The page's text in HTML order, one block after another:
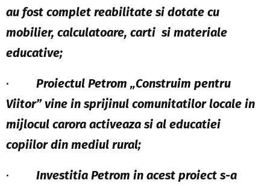
au fost complet reabilitate si dotate cu
mobilier, calculatoare, carti si materiale
educative;
· Proiectul Petrom „Construim pentru
Viitor” vine in sprijinul comunitatilor locale in
mijlocul carora activeaza si al educatiei
copiilor din mediul rural;
· Investitia Petrom in acest proiect s-a